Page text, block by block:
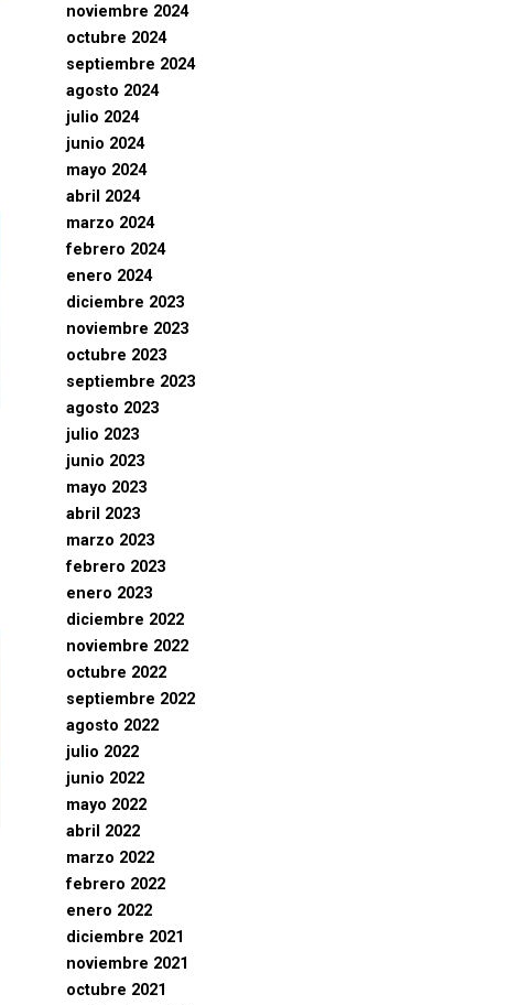
noviembre 2024
octubre 2024
septiembre 2024
agosto 2024
julio 2024
junio 2024
mayo 2024
abril 2024
marzo 2024
febrero 2024
enero 2024
diciembre 2023
noviembre 2023
octubre 2023
septiembre 2023
agosto 2023
julio 2023
junio 2023
mayo 2023
abril 2023
marzo 2023
febrero 2023
enero 2023
diciembre 2022
noviembre 2022
octubre 2022
septiembre 2022
agosto 2022
julio 2022
junio 2022
mayo 2022
abril 2022
marzo 2022
febrero 2022
enero 2022
diciembre 2021
noviembre 2021
octubre 2021